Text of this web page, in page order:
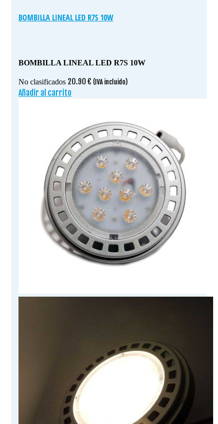
BOMBILLA LINEAL LED R7S 10W
BOMBILLA LINEAL LED R7S 10W
No clasificados 20.90 € (IVA incluido)
Añadir al carrito